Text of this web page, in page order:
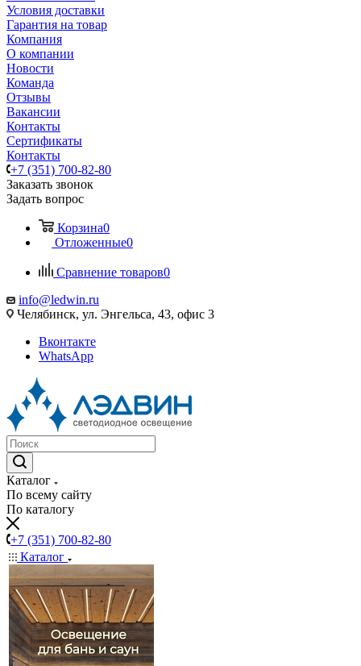
Условия доставки
Гарантия на товар
Компания
О компании
Новости
Команда
Отзывы
Вакансии
Контакты
Сертификаты
Контакты
+7 (351) 700-82-80
Заказать звонок
Задать вопрос
Корзина0
Отложенные0
Сравнение товаров0
info@ledwin.ru
Челябинск, ул. Энгельса, 43, офис 3
Вконтакте
WhatsApp
Каталог
По всему сайту
По каталогу
+7 (351) 700-82-80
Каталог